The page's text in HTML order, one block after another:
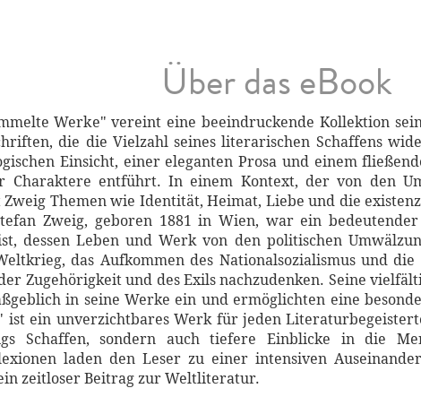
Über das eBook
Werke" vereint eine beeindruckende Kollektion
die die Vielzahl seines literarischen Schaffens
Einsicht, einer eleganten Prosa und einem
Charaktere entführt. In einem Kontext, der von den
Themen wie Identität, Heimat, Liebe und die
Zweig, geboren 1881 in Wien, war ein
dessen Leben und Werk von den politischen
das Aufkommen des Nationalsozialismus und
Zugehörigkeit und des Exils nachzudenken. Seine
in seine Werke ein und ermöglichten eine
ist ein unverzichtbares Werk für jeden
Schaffen, sondern auch tiefere Einblicke in die
laden den Leser zu einer intensiven
zeitloser Beitrag zur Weltliteratur.